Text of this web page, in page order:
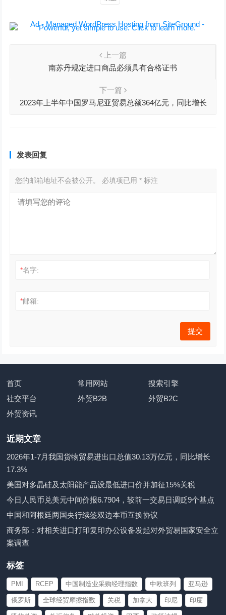
上一篇
南苏丹规定进口商品必须具有合格证书
下一篇
2023年上半年中国罗马尼亚贸易总额364亿元，同比增长
发表回复
您的邮箱地址不会被公开。 必填项已用* 标注
*名字:
*邮箱:
首页 常用网站
搜索引擎
社交平台
外贸B2B
外贸B2C
外贸资讯
近期文章
2026年1-7月我国货物贸易进出口总值30.13万亿元，同比增长
17.3%
美国对多晶硅及太阳能产品设最低进口价并加征15%关税
今日人民币兑美元中间价报6.7904，较前一交易日调贬9个基点
中国和阿根廷两国央行续签双边本币互换协议
商务部：对相关进口打印复印办公设备发起对外贸易国家安全立
案调查
标签
PMI RCEP 中国制造业采购经理指数 中欧班列 亚马逊
俄罗斯 全球经贸摩擦指数 关税 加拿大 印尼 印度